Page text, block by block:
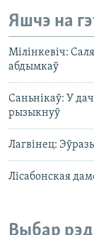
Яшчэ на
Мілінкевіч:
абдымкаў
Саньнікаў: У
рызыкнуў
Лагвінец:
Лісабонская